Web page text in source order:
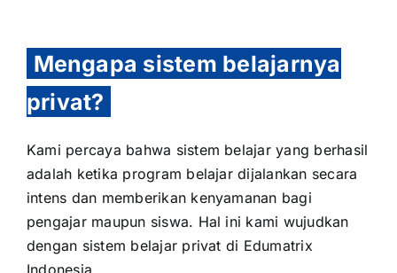
Mengapa sistem belajarnya
privat?
Kami percaya bahwa sistem belajar yang berhasil
adalah ketika program belajar dijalankan secara
intens dan memberikan kenyamanan bagi
pengajar maupun siswa. Hal ini kami wujudkan
dengan sistem belajar privat di Edumatrix